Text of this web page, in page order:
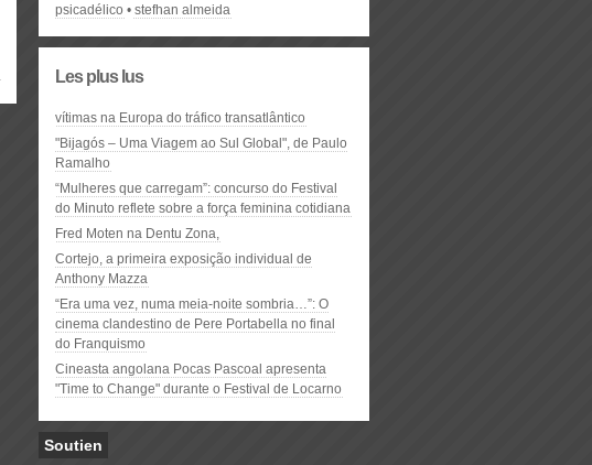
psicadélico
stefhan almeida
Les plus lus
vítimas na Europa do tráfico transatlântico
"Bijagós – Uma Viagem ao Sul Global", de Paulo
Ramalho
“Mulheres que carregam”: concurso do Festival
do Minuto reflete sobre a força feminina cotidiana
Fred Moten na Dentu Zona,
Cortejo, a primeira exposição individual de
Anthony Mazza
“Era uma vez, numa meia-noite sombria…”: O
cinema clandestino de Pere Portabella no final
do Franquismo
Cineasta angolana Pocas Pascoal apresenta
"Time to Change" durante o Festival de Locarno
Soutien